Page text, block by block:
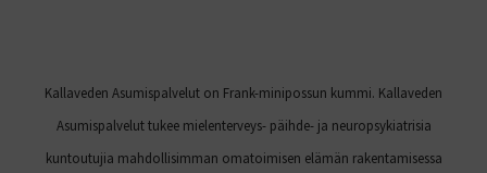
Kallaveden Asumispalvelut on Frank-minipossun kummi. Kallaveden
Asumispalvelut tukee mielenterveys- päihde- ja neuropsykiatrisia
kuntoutujia mahdollisimman omatoimisen elämän rakentamisessa